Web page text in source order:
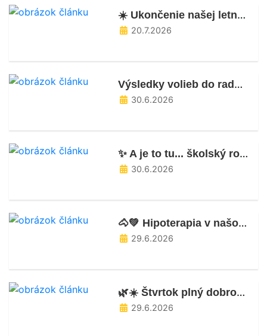
☀️ Ukončenie našej letnej škôlky
20.7.2026
Výsledky volieb do rady školy
30.6.2026
✨ A je to tu... školský rok 2025/2026 je úspešne za nami!🥳✨
30.6.2026
🐴💚 Hipoterapia v našom ŠKD 💚🐴
29.6.2026
🌿☀️ Štvrtok plný dobrodružstva, pohybu a nových poznatkov! ☀️🌿
29.6.2026